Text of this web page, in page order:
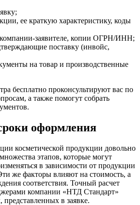
ее краткую характеристику, коды
заявителе, копии ОГРН/ИНН;
поставку (инвойс,
на товар и производственные
бесплатно проконсультируют вас по
а также помогут собрать
оформления
косметической продукции довольно
этапов, которые могут
в зависимости от продукции
же факторы влияют на стоимость, а
соответствия. Точный расчет
компании «НТД Стандарт»
представленных в заявке.